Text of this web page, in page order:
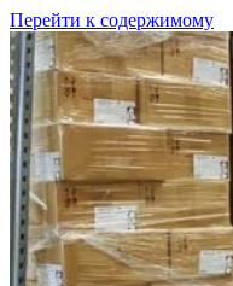
Перейти к содержимому